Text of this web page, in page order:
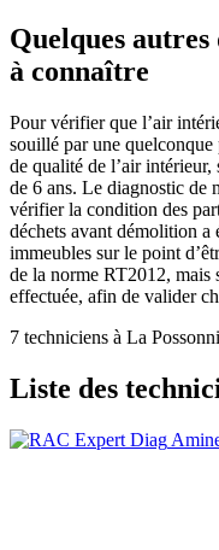
Quelques
à connaître
Pour vérifier que l’air
souillé par une
de qualité de l’air intérieur,
de 6 ans. Le diagnostic de
vérifier la condition des
déchets avant démolition a
immeubles sur le point
de la norme RT2012, mais
effectuée, afin de valider
7 techniciens à La
Liste des